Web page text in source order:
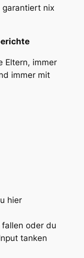
nix
Eltern, immer
immer mit
hier
oder du
tanken